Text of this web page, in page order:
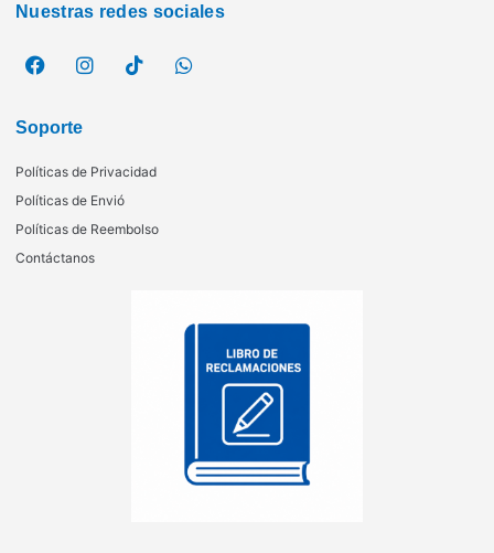
Nuestras redes sociales
Soporte
Políticas de Privacidad
Políticas de Envió
Políticas de Reembolso
Contáctanos